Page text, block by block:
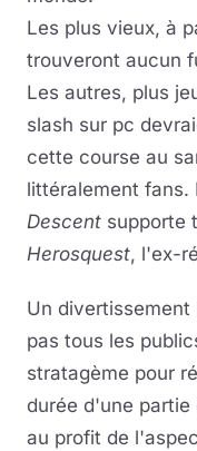
Les plus vieux, à
trouveront aucun
Les autres, plus
slash sur pc
cette course au
littéralement fans.
Descent supporte
Herosquest, l'ex-
Un
pas tous les
stratagème pour
durée d'une
au profit de